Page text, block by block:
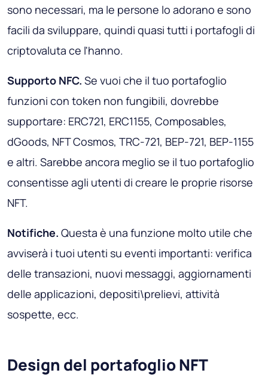
sono necessari, ma le persone lo adorano e sono
facili da sviluppare, quindi quasi tutti i portafogli di
criptovaluta ce l'hanno.
Supporto NFC. Se vuoi che il tuo portafoglio
funzioni con token non fungibili, dovrebbe
supportare: ERC721, ERC1155, Composables,
dGoods, NFT Cosmos, TRC-721, BEP-721, BEP-1155
e altri. Sarebbe ancora meglio se il tuo portafoglio
consentisse agli utenti di creare le proprie risorse
NFT.
Notifiche. Questa è una funzione molto utile che
avviserà i tuoi utenti su eventi importanti: verifica
delle transazioni, nuovi messaggi, aggiornamenti
delle applicazioni, depositi\prelievi, attività
sospette, ecc.
Design del portafoglio NFT